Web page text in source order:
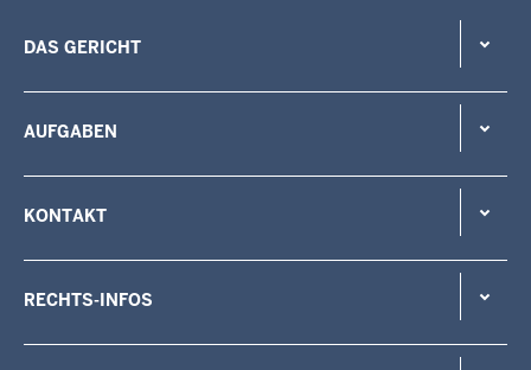
DAS GERICHT
AUFGABEN
KONTAKT
RECHTS-INFOS